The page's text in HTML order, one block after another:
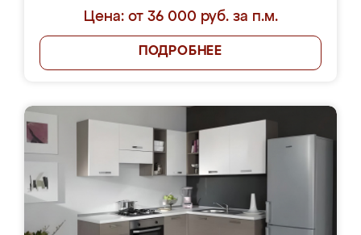
Цена: от 36 000 руб. за п.м.
ПОДРОБНЕЕ